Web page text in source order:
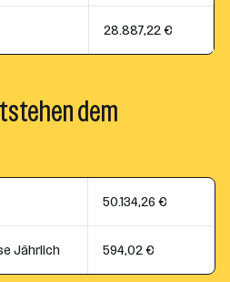
28.887,22 €
dem
50.134,26 €
Jährlich 594,02 €